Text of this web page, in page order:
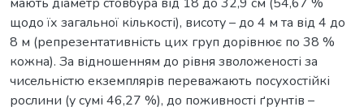
щодо їх загальної кількості), висоту – до 4 м та від 4 до
8 м (репрезентативність цих груп дорівнює по 38 %
кожна). За відношенням до рівня зволоженості за
чисельністю екземплярів переважають посухостійкі
рослини (у сумі 46,27 %), до поживності ґрунтів –